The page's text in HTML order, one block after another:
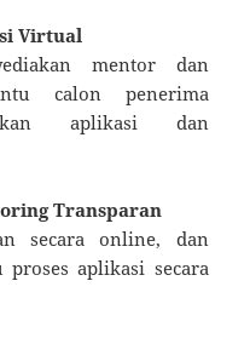
Virtual
mentor dan
calon penerima
aplikasi dan
Transparan
secara online, dan
proses aplikasi secara